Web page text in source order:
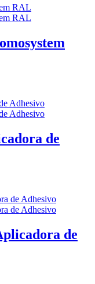
de
de